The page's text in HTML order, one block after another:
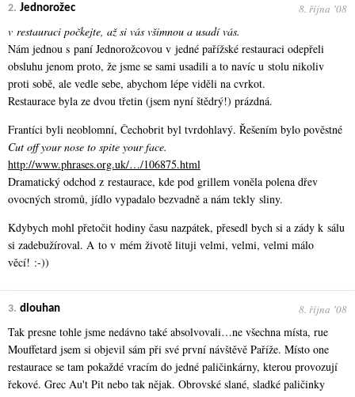
2. Jednorožec 8. října ʼ08
v restauraci počkejte, až si vás všimnou a usadí vás.
Nám jednou s paní Jednorožcovou v jedné pařížské restauraci odepřeli
obsluhu jenom proto, že jsme se sami usadili a to navíc u stolu nikoliv
proti sobě, ale vedle sebe, abychom lépe viděli na cvrkot.
Restaurace byla ze dvou třetin (jsem nyní štědrý!) prázdná.
Frantíci byli neoblomní, Čechobrit byl tvrdohlavý. Řešením bylo pověstné
Cut off your nose to spite your face.
http://www.phrases.org.uk/…/106875.html
Dramatický odchod z restaurace, kde pod grillem voněla polena dřev
ovocných stromů, jídlo vypadalo bezvadně a nám tekly sliny.
Kdybych mohl přetočit hodiny času nazpátek, přesedl bych si a zády k sálu
si zadebužíroval. A to v mém životě lituji velmi, velmi, velmi málo
věcí! :-))
3. dlouhan 8. října ʼ08
Tak presne tohle jsme nedávno také absolvovali…ne všechna místa, rue
Mouffetard jsem si objevil sám při své první návštěvě Paříže. Místo one
restaurace se tam pokaždé vracím do jedné paličinkárny, kterou provozují
řekové. Grec Au't Pit nebo tak nějak. Obrovské slané, sladké paličinky